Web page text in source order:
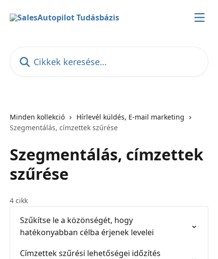
Minden kollekció
Hírlevél küldés, E-mail marketing
Szegmentálás, címzettek szűrése
Szegmentálás, címzettek
szűrése
4 cikk
Szűkítse le a közönségét, hogy
hatékonyabban célba érjenek levelei
Címzettek szűrési lehetőségei időzítés